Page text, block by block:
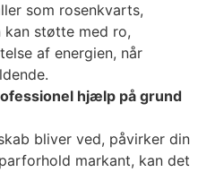
som rosenkvarts,
støtte med ro,
af energien, når
hjælp på grund
bliver ved, påvirker din
markant, kan det